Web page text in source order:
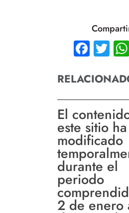
El
este sitio
modificado
durante el
periodo
2 de enero